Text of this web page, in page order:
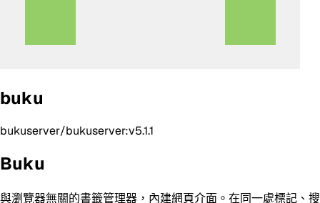
buku
bukuserver/bukuserver:v5.1.1
Buku
與瀏覽器無關的書籤管理器，內建網頁介面。在同一處標記、搜